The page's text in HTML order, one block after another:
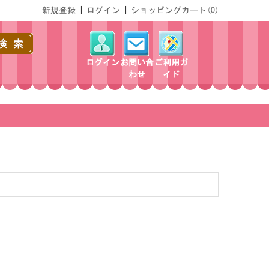
ショッピングカート(0)
ログイン
新規登録
ログインお問い合
わせ
ご利用ガ
イド